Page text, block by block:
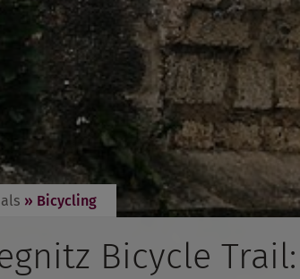
» Bicycling
Bicycle